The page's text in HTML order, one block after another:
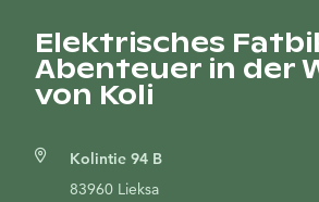
Elektrisches
Abenteuer in der
von Koli
Kolintie 94 B
83960 Lieksa